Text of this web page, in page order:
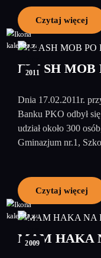
Czytaj więcej
24
2011
FLASH MOB
Dnia 17.02.2011r.
Banku PKO odbył
udział około 300
Gminazjum nr.1,
Czytaj więcej
27
2009
MAM HAKA